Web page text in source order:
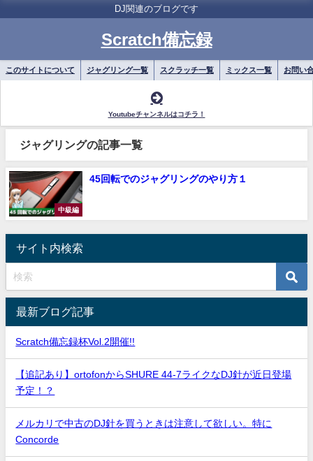
DJ関連のブログです
Scratch備忘録
このサイトについて ジャグリング一覧 スクラッチ一覧 ミックス一覧 お問い
Youtubeチャンネルはコチラ！
ジャグリングの記事一覧
中級編
45回転でのジャグリングのやり方１
サイト内検索
最新ブログ記事
Scratch備忘録杯Vol.2開催!!
【追記あり】ortofonからSHURE 44-7ライクなDJ針が近日登場
予定！？
メルカリで中古のDJ針を買うときは注意して欲しい。特に
Concorde